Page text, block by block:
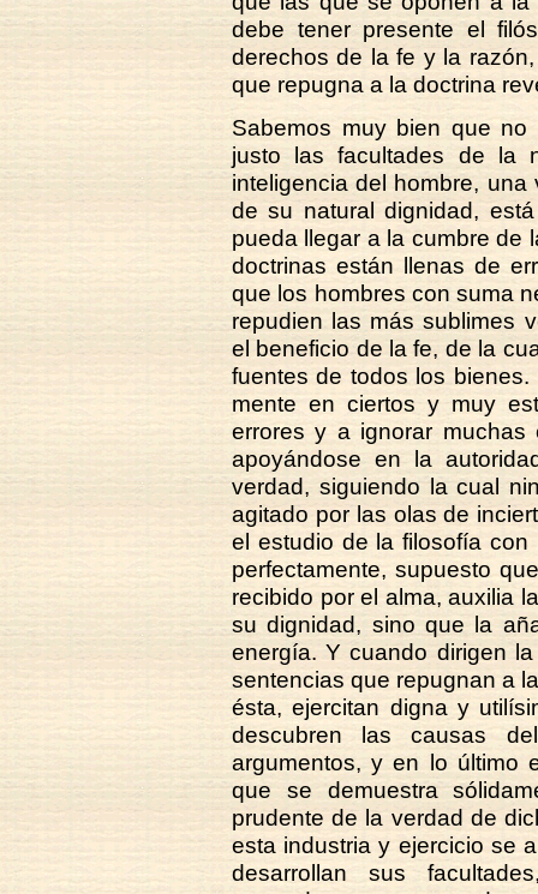
debe tener presente el
derechos de la fe y la
que repugna a la doctrina
Sabemos muy bien que
justo las facultades de la
inteligencia del hombre,
de su natural dignidad,
pueda llegar a la cumbre de
doctrinas están llenas de
que los hombres con suma
repudien las más sublimes
el beneficio de la fe, de la
fuentes de todos los
mente en ciertos y muy
errores y a ignorar
apoyándose en la
verdad, siguiendo la cual
agitado por las olas de
el estudio de la filosofía
perfectamente, supuesto
recibido por el alma, auxilia
su dignidad, sino que la
energía. Y cuando dirigen
sentencias que repugnan a
ésta, ejercitan digna y
descubren las causas
argumentos, y en lo último
que se demuestra
prudente de la verdad de
esta industria y ejercicio se
desarrollan sus